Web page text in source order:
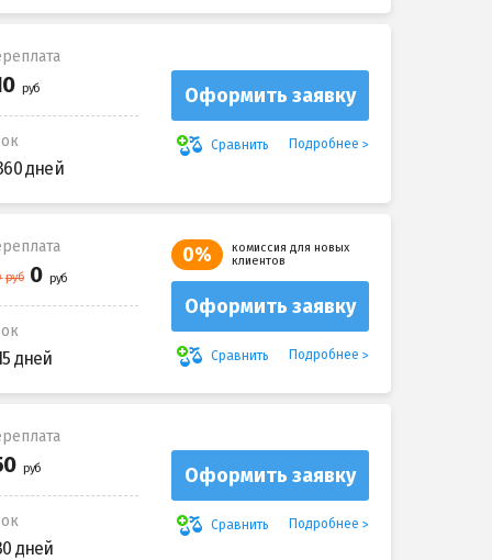
дней
Оформить заявку
Сравнить Подробнее
дней
0%
комиссия для новых
клиентов
Оформить заявку
Сравнить Подробнее
дней
Оформить заявку
Сравнить Подробнее